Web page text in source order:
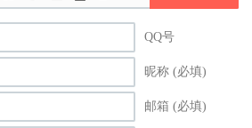
看到了自己的不足之处了吗?
心，你一定是一个有前途的孩子。一分
动，一定会换来丰盛的成果。
已经有了奋斗的目标，并且正朝着这一
努力把心中的理想变成现实。
QQ号
昵称 (必填)
邮箱 (必填)